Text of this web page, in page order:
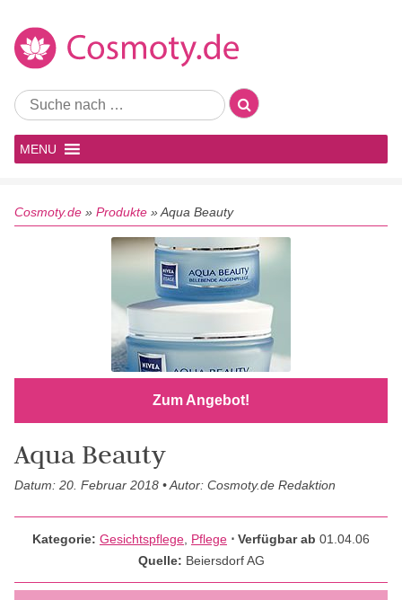
MENU
Cosmoty.de » Produkte »Aqua Beauty
Zum Angebot!
Aqua Beauty
Datum: 20. Februar 2018 • Autor: Cosmoty.de Redaktion
Kategorie: Gesichtspflege Pflege ⋅ Verfügbar ab 01.04.06
Quelle: Beiersdorf AG